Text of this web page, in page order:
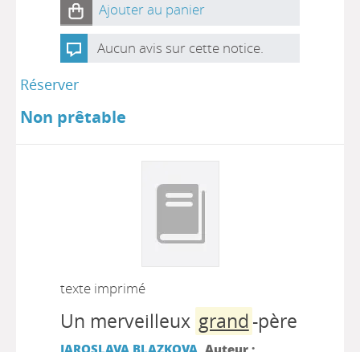
Ajouter au panier
Aucun avis sur cette notice.
Réserver
Non prêtable
texte imprimé
Un merveilleux grand-père
JAROSLAVA BLAZKOVA, Auteur ;